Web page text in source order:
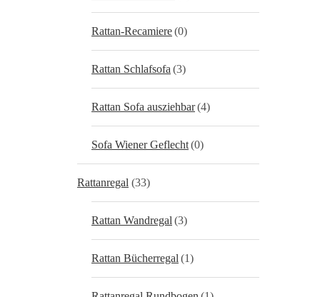
Rattan-Recamiere(0)
Rattan Schlafsofa (3)
Rattan Sofa ausziehbar(4)
Sofa Wiener Geflecht(0)
Rattanregal (33)
Rattan Wandregal (3)
Rattan Bücherregal (1)